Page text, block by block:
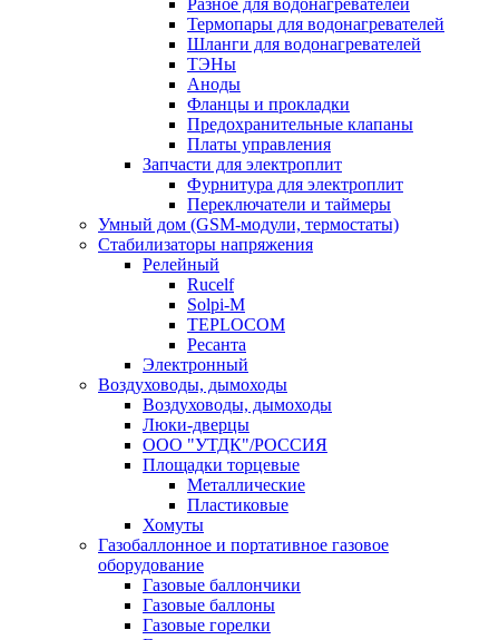
Разное для водонагревателей
Термопары для водонагревателей
Шланги для водонагревателей
ТЭНы
Аноды
Фланцы и прокладки
Предохранительные клапаны
Платы управления
Запчасти для электроплит
Фурнитура для электроплит
Переключатели и таймеры
Умный дом (GSM-модули, термостаты)
Cтабилизаторы напряжения
Релейный
Rucelf
Solpi-M
TEPLOCOM
Ресанта
Электронный
Воздуховоды, дымоходы
Воздуховоды, дымоходы
Люки-дверцы
ООО "УТДК"/РОССИЯ
Площадки торцевые
Металлические
Пластиковые
Хомуты
Газобаллонное и портативное газовое
оборудование
Газовые баллончики
Газовые баллоны
Газовые горелки